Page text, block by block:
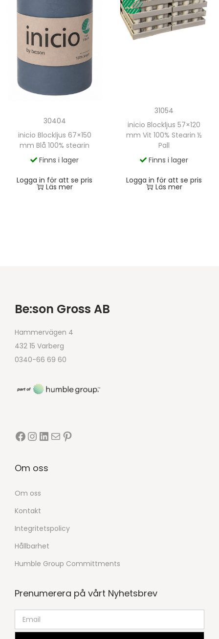
30404
inicio Blockljus 67×150
mm Blå 100% stearin
Finns i lager
Logga in för att se pris
Läs mer
31054
inicio Blockljus 57×120
mm Vit 100% Stearin ½
Pall
Finns i lager
Logga in för att se pris
Läs mer
Be:son Gross AB
Hammervägen 4
432 15 Varberg
0340-66 69 60
Om oss
Om oss
Kontakt
Integritetspolicy
Hållbarhet
Humble Group Committments
Prenumerera på vårt Nyhetsbrev